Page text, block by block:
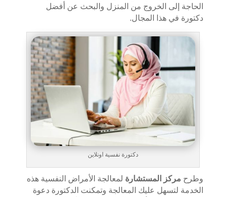
الحاجة إلى الخروج من المنزل والبحث عن أفضل
دكتورة في هذا المجال.
دكتورة نفسية اونلاين
وطرح مركز المستشارة لمعالجة الأمراض النفسية هذه
الخدمة لتسهل عليك المعالجة وتمكنت الدكتورة دعوة